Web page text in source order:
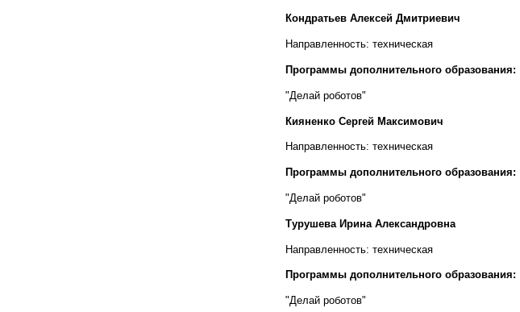
Кондратьев Алексей Дмитриевич
Направленность: техническая
Программы дополнительного образования:
"Делай роботов"
Кияненко Сергей Максимович
Направленность: техническая
Программы дополнительного образования:
"Делай роботов"
Турушева Ирина Александровна
Направленность: техническая
Программы дополнительного образования:
"Делай роботов"